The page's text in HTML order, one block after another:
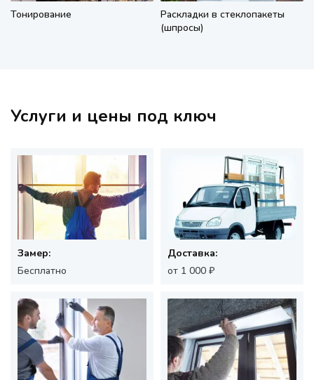
Тонирование
Раскладки в стеклопакеты
(шпросы)
Услуги и цены под ключ
Замер:
Бесплатно
Доставка:
от 1 000 ₽